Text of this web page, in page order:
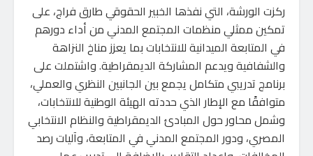
ركزت الورشة، التي نفذها الخبير الحقوقي طارق فراج، على
تمكين ممثلي منظمات المجتمع المدني من أداء دورهم
في المتابعة الميدانية للانتخابات بما يعزز مناخ النزاهة
والشفافية ويدعم المشاركة الديمقراطية. واشتملت على
برنامج تدريبي متكامل يجمع بين الجانبين النظري والعملي،
متوافقًا مع الإطار الذي حددته الهيئة الوطنية للانتخابات،
وشمل محاور حول المبادئ الديمقراطية والنظام الانتخابي
المصري، ودور المجتمع المدني في المتابعة، وآليات رصد